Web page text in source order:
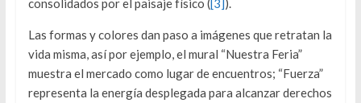
consolidados por el paisaje físico ([3]).
Las formas y colores dan paso a imágenes que retratan la
vida misma, así por ejemplo, el mural “Nuestra Feria”
muestra el mercado como lugar de encuentros; “Fuerza”
representa la energía desplegada para alcanzar derechos